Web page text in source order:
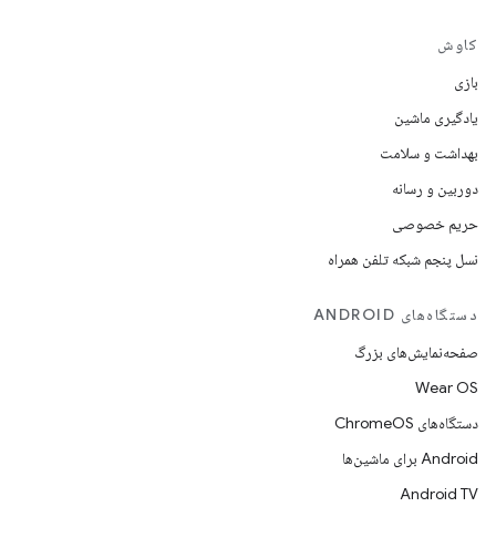
کاوش
بازی
یادگیری ماشین
بهداشت و سلامت
دوربین و رسانه
حریم خصوصی
نسل پنجم شبکه تلفن همراه
دستگاه‌های ANDROID
صفحه‌نمایش‌های بزرگ
Wear OS
دستگاه‌های ChromeOS
Android برای ماشین‌ها
Android TV